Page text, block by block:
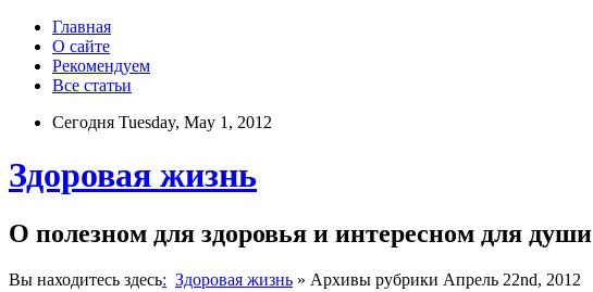
Главная
О сайте
Рекомендуем
Все статьи
Сегодня Tuesday, May 1, 2012
Здоровая жизнь
О полезном для здоровья и интересном для души
Вы находитесь здесь: Здоровая жизнь » Архивы рубрики Апрель 22nd, 2012